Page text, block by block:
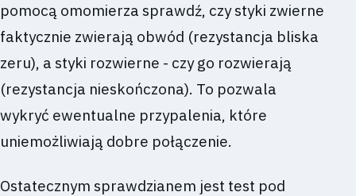
pomocą omomierza sprawdź, czy styki zwierne
faktycznie zwierają obwód (rezystancja bliska
zeru), a styki rozwierne - czy go rozwierają
(rezystancja nieskończona). To pozwala
wykryć ewentualne przypalenia, które
uniemożliwiają dobre połączenie.
Ostatecznym sprawdzianem jest test pod